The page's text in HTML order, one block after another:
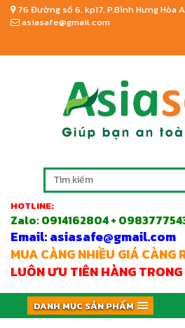
76 Đường số 6, kp17, P.Bình Hưng Hòa
asiasafe@gmail.com
HOTLINE:
Zalo:0914162804 +
Email: asiasafe@gmail.com
MUA CÀNG NHIỀU GIÁ CÀNG
LUÔN ƯU TIÊN HÀNG
DANH MỤC SẢN PHẨM